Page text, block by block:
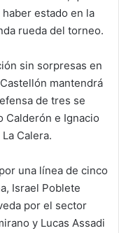
estado en la
rueda del torneo.
sin sorpresas en
mantendrá
de tres se
Calderón e Ignacio
Calera.
una línea de cinco
Israel Poblete
por el sector
y Lucas Assadi